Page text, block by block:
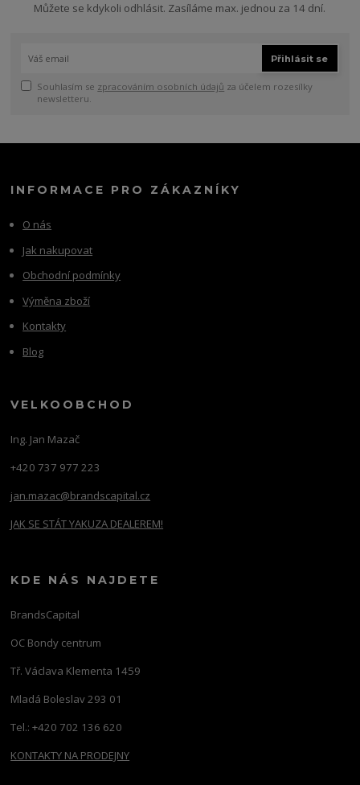
Můžete se kdykoli odhlásit. Zasíláme max. jednou za 14 dní.
Přihlásit se
Souhlasím se zpracováním osobních údajů za účelem rozesílky
newsletteru.
INFORMACE PRO ZÁKAZNÍKY
O nás
Jak nakupovat
Obchodní podmínky
Výměna zboží
Kontakty
Blog
VELKOOBCHOD
Ing. Jan Mazač
+420 737 977 223
jan.mazac@brandscapital.cz
JAK SE STÁT YAKUZA DEALEREM!
KDE NÁS NAJDETE
BrandsCapital
OC Bondy centrum
Tř. Václava Klementa 1459
Mladá Boleslav 293 01
Tel.: +420 702 136 620
KONTAKTY NA PRODEJNY